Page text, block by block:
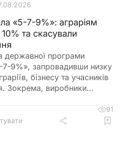
«5-7-9%»: аграріям
та скасували
державної програми
7-9%», запровадивши низку
бізнесу та учасників
Зокрема, виробники
фінансування
за нижчою ставкою, а з 1
91